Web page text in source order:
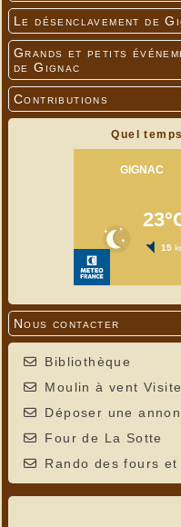
Le désenclavement de
Grands et petits
de Gignac
Contributions
Quel
Nous contacter
Bibliothèque
Moulin à vent
Déposer une
Four de La Sotte
Rando des fours